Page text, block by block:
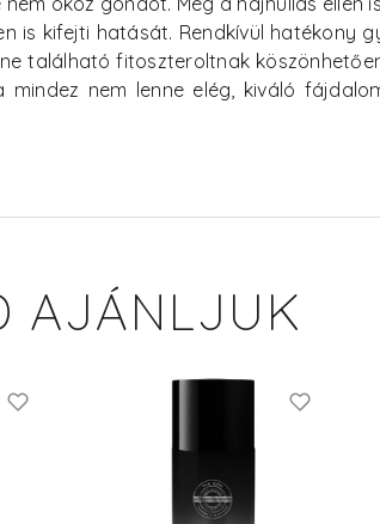
is kifejti hatását. Rendkívül hatékony
található fitoszteroltnak
nem lenne elég, kiváló
AJÁNLJUK